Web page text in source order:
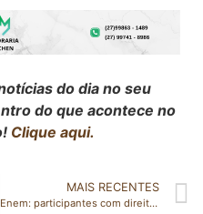
do dia no seu
do que acontece no
Clique aqui.
MAIS RECENTES
Enem: participantes com direito à isenção que não compareceram às provas podem se inscrever até domingo (26)